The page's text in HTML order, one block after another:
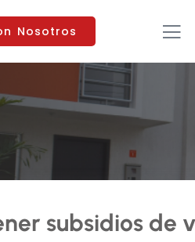
Nosotros
subsidios de